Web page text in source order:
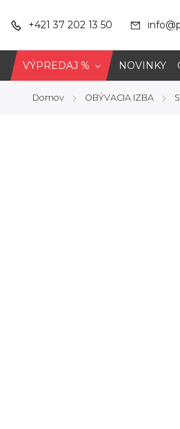
+421 37 202 13 50
VÝPREDAJ % NOVINKY
Domov / OBÝVACIA IZBA /